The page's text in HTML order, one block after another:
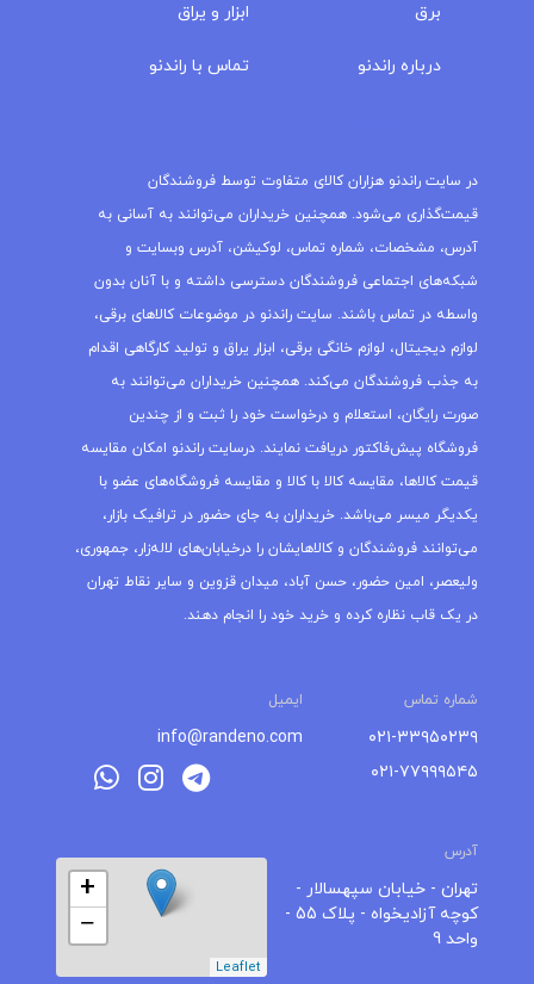
برق
درباره‌ راندنو
ابزار و یراق
تماس با راندنو
در سایت راندنو هزاران کالای متفاوت توسط فروشندگان
قیمت‌گذاری می‌شود. همچنین خریداران می‌توانند به آسانی به
آدرس، مشخصات، شماره تماس، لوکیشن، آدرس وبسایت و
شبکه‌های اجتماعی فروشندگان دسترسی داشته و با آنان بدون
واسطه در تماس باشند. سایت راندنو در موضوعات کالاهای برقی،
لوازم دیجیتال، لوازم خانگی برقی، ابزار یراق و تولید کارگاهی اقدام
به جذب فروشندگان می‌کند. همچنین خریداران می‌توانند به
صورت رایگان، استعلام و درخواست خود را ثبت و از چندین
فروشگاه پیش‌فاکتور دریافت نمایند. درسایت راندنو امکان مقایسه
قیمت کالاها، مقایسه کالا با کالا و مقایسه فروشگاه‌های عضو با
یکدیگر میسر می‌باشد. خریداران به جای حضور در ترافیک بازار،
می‌توانند فروشندگان و کالاهایشان را درخیابان‌های لاله‌زار، جمهوری،
ولیعصر، امین حضور، حسن آباد، میدان قزوین و سایر نقاط تهران
در یک قاب نظاره کرده و خرید خود را انجام دهند.
شماره تماس ایمیل
۰۲۱-۳۳۹۵۰۲۳۹
۰۲۱-۷۷۹۹۹۵۴۵
info@randeno.com
آدرس
تهران - خیابان سپهسالار -
کوچه آزادیخواه - پلاک 55 -
واحد 9
+
−
Leaflet